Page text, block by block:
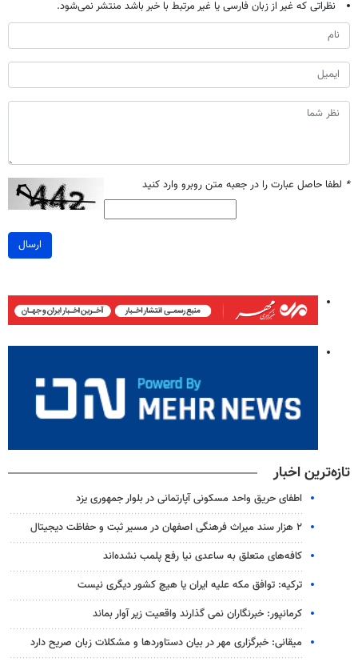
نظراتی که غیر از زبان فارسی یا غیر مرتبط با خبر باشد منتشر نمی‌شود.
* لطفا حاصل عبارت را در جعبه متن روبرو وارد کنید
ارسال
تازه‌ترین اخبار
اطفای حریق واحد مسکونی آپارتمانی در بلوار جمهوری یزد
۲ هزار سند میراث فرهنگی اصفهان در مسیر ثبت و حفاظت دیجیتال
کافه‌های متعلق به ساعدی نیا رفع پلمب نشده‌اند
ترکیه: توافق مکه علیه ایران یا هیچ کشور دیگری نیست
کرمانپور: خبرنگاران نمی گذارند واقعیت زیر آوار بماند
میقانی: خبرگزاری مهر در بیان دستاوردها و مشکلات زبان صریح دارد